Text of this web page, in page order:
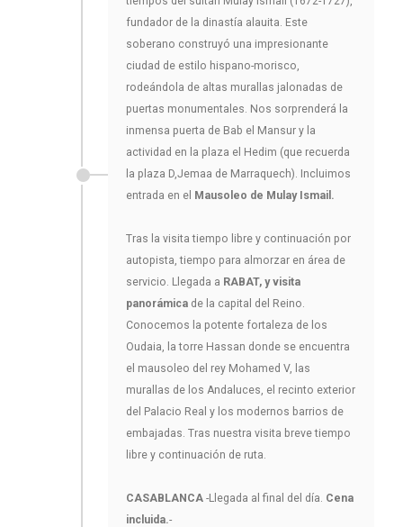
fundador de la dinastía alauita. Este
soberano construyó una impresionante
ciudad de estilo hispano-morisco,
rodeándola de altas murallas jalonadas de
puertas monumentales. Nos sorprenderá la
inmensa puerta de Bab el Mansur y la
actividad en la plaza el Hedim (que recuerda
la plaza D,Jemaa de Marraquech). Incluimos
entrada en el Mausoleo de Mulay Ismail.
Tras la visita tiempo libre y continuación por
autopista, tiempo para almorzar en área de
servicio. Llegada a RABAT, y visita
panorámica de la capital del Reino.
Conocemos la potente fortaleza de los
Oudaia, la torre Hassan donde se encuentra
el mausoleo del rey Mohamed V, las
murallas de los Andaluces, el recinto exterior
del Palacio Real y los modernos barrios de
embajadas. Tras nuestra visita breve tiempo
libre y continuación de ruta.
CASABLANCA -Llegada al final del día. Cena
incluida.-